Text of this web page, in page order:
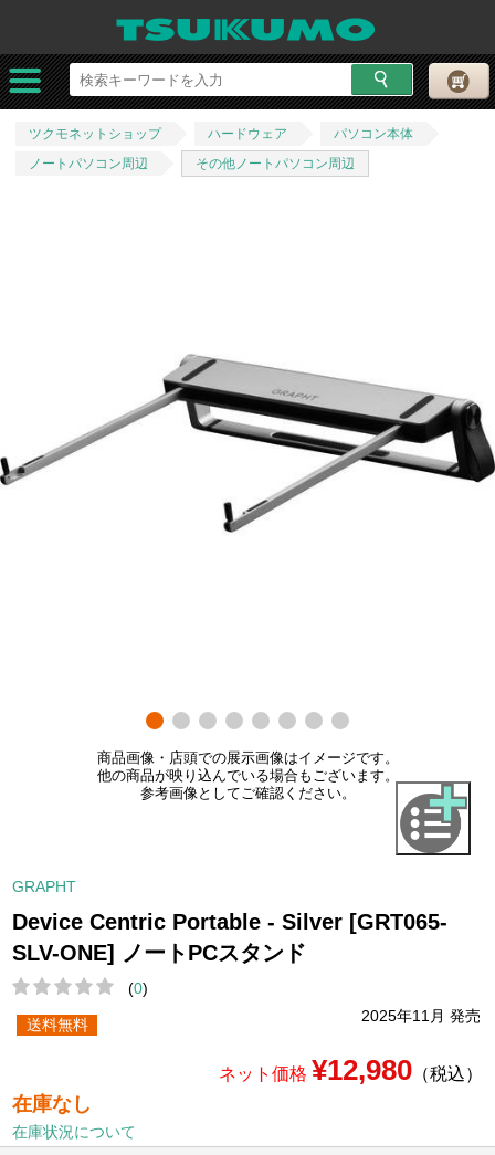
ツクモネットショップ ハードウェア
パソコン本体
ノートパソコン周辺
その他ノートパソコン周辺
商品画像・店頭での展示画像はイメージです。
他の商品が映り込んでいる場合もございます。
参考画像としてご確認ください。
GRAPHT
Device Centric Portable - Silver [GRT065-
SLV-ONE] ノートPCスタンド
(0)
2025年11月 発売
送料無料
ネット価格 ¥12,980（税込）
在庫なし
在庫状況について